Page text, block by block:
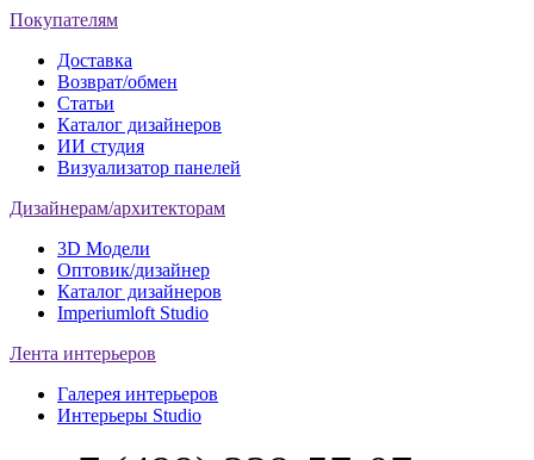
Покупателям
Доставка
Возврат/обмен
Статьи
Каталог дизайнеров
ИИ студия
Визуализатор панелей
Дизайнерам/архитекторам
3D Модели
Оптовик/дизайнер
Каталог дизайнеров
Imperiumloft Studio
Лента интерьеров
Галерея интерьеров
Интерьеры Studio